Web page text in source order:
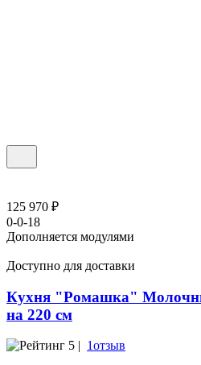
125 970 ₽
0-0-18
Дополняется модулями
Доступно для доставки
Кухня "Ромашка"
на 220 см
5 | 1отзыв